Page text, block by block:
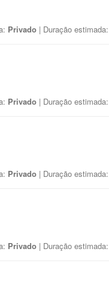
Privado | Duração estimada:
Privado | Duração estimada:
Privado | Duração estimada:
Privado | Duração estimada: